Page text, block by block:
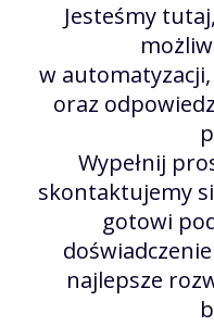
Jesteśmy
w automatyzacji,
oraz
Wypełnij
skontaktujemy
gotowi
najlepsze